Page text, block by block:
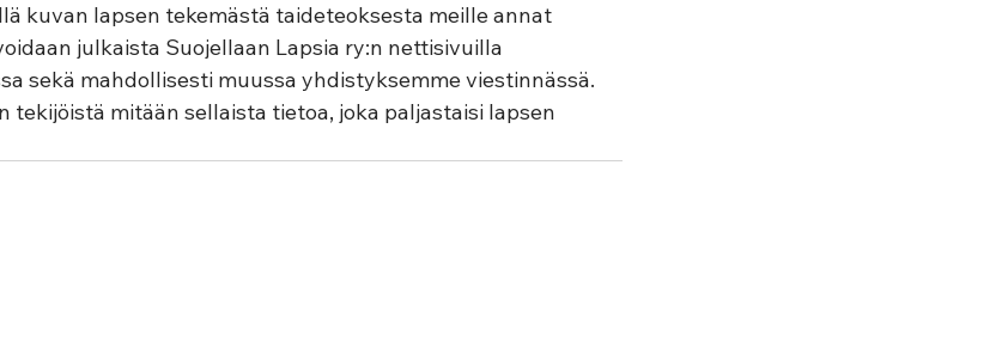
kuvan lapsen tekemästä taideteoksesta meille annat
julkaista Suojellaan Lapsia ry:n nettisivuilla
sekä mahdollisesti muussa yhdistyksemme viestinnässä.
tekijöistä mitään sellaista tietoa, joka paljastaisi lapsen